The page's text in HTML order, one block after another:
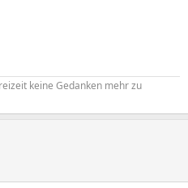
keine Gedanken mehr zu